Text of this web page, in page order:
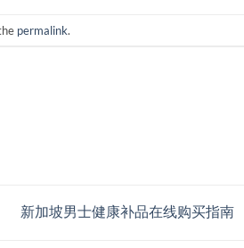
permalink.
新加坡男士健康补品在线购买指南